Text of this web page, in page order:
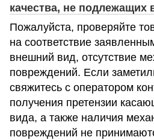
качества, не подлежащих
Пожалуйста, проверяйте
на соответствие
внешний вид, отсутствие
повреждений. Если
свяжитесь с оператором
получения претензии
вида, а также наличия
повреждений не